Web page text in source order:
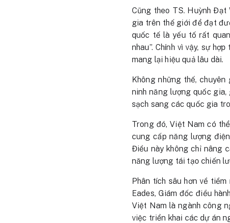
Cũng theo TS. Huỳnh Đạt
gia trên thế giới để đạt
quốc tế là yếu tố rất
nhau”. Chính vì vậy, sự
mang lại hiệu quả lâu dài.
Không những thế,
ninh năng lượng quốc gia,
sạch sang các quốc gia
Trong đó, Việt Nam có
cung cấp năng lượng
Điều này không chỉ nâng
năng lượng tái tạo chiến
Phân tích sâu hơn về
Eades, Giám đốc điều
Việt Nam là ngành công
việc triển khai các dự án